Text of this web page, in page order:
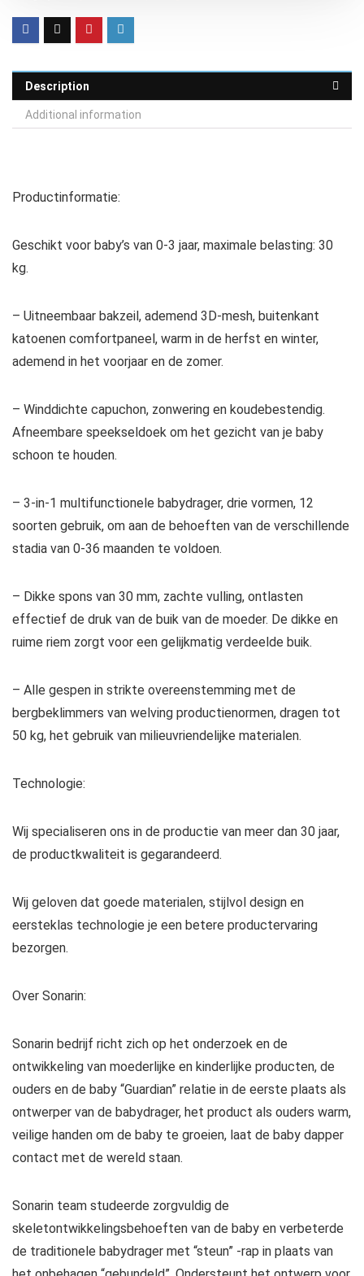
Description
Additional information
Productinformatie:
Geschikt voor baby’s van 0-3 jaar, maximale belasting: 30
kg.
– Uitneembaar bakzeil, ademend 3D-mesh, buitenkant
katoenen comfortpaneel, warm in de herfst en winter,
ademend in het voorjaar en de zomer.
– Winddichte capuchon, zonwering en koudebestendig.
Afneembare speekseldoek om het gezicht van je baby
schoon te houden.
– 3-in-1 multifunctionele babydrager, drie vormen, 12
soorten gebruik, om aan de behoeften van de verschillende
stadia van 0-36 maanden te voldoen.
– Dikke spons van 30 mm, zachte vulling, ontlasten
effectief de druk van de buik van de moeder. De dikke en
ruime riem zorgt voor een gelijkmatig verdeelde buik.
– Alle gespen in strikte overeenstemming met de
bergbeklimmers van welving productienormen, dragen tot
50 kg, het gebruik van milieuvriendelijke materialen.
Technologie:
Wij specialiseren ons in de productie van meer dan 30 jaar,
de productkwaliteit is gegarandeerd.
Wij geloven dat goede materialen, stijlvol design en
eersteklas technologie je een betere productervaring
bezorgen.
Over Sonarin:
Sonarin bedrijf richt zich op het onderzoek en de
ontwikkeling van moederlijke en kinderlijke producten, de
ouders en de baby “Guardian” relatie in de eerste plaats als
ontwerper van de babydrager, het product als ouders warm,
veilige handen om de baby te groeien, laat de baby dapper
contact met de wereld staan.
Sonarin team studeerde zorgvuldig de
skeletontwikkelingsbehoeften van de baby en verbeterde
de traditionele babydrager met “steun” -rap in plaats van